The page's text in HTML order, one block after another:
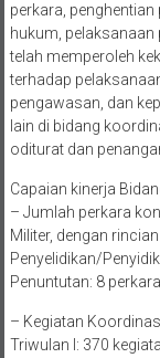
perkara,
hukum, pelaksanaan
telah memperoleh
terhadap
pengawasan, dan
lain di bidang
oditurat dan
Capaian kinerja
– Jumlah perkara
Militer, dengan
Penyelidikan/
Penuntutan: 8 perkara
– Kegiatan
Triwulan I: 370